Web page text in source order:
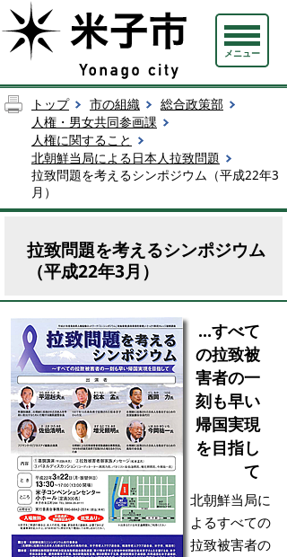
メニュー
トップ 市の組織
総合政策部
人権・男女共同参画課
人権に関すること
北朝鮮当局による日本人拉致問題
拉致問題を考えるシンポジウム（平成22年3
月）
拉致問題を考えるシンポジウム
（平成22年3月）
…すべて
の拉致被
害者の一
刻も早い
帰国実現
を目指し
て
北朝鮮当局に
よるすべての
拉致被害者の